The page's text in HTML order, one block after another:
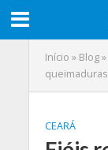
Início » Blog»
queimaduras
CEARÁ